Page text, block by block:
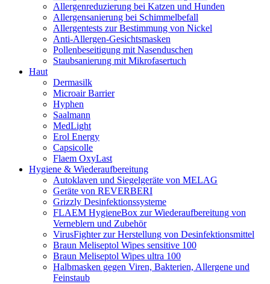
Allergenreduzierung bei Katzen und Hunden
Allergensanierung bei Schimmelbefall
Allergentests zur Bestimmung von Nickel
Anti-Allergen-Gesichtsmasken
Pollenbeseitigung mit Nasenduschen
Staubsanierung mit Mikrofasertuch
Haut
Dermasilk
Microair Barrier
Hyphen
Saalmann
MedLight
Erol Energy
Capsicolle
Flaem OxyLast
Hygiene & Wiederaufbereitung
Autoklaven und Siegelgeräte von MELAG
Geräte von REVERBERI
Grizzly Desinfektionssysteme
FLAEM HygieneBox zur Wiederaufbereitung von
Verneblern und Zubehör
VirusFighter zur Herstellung von Desinfektionsmittel
Braun Meliseptol Wipes sensitive 100
Braun Meliseptol Wipes ultra 100
Halbmasken gegen Viren, Bakterien, Allergene und
Feinstaub